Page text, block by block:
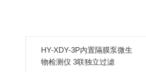
HY-XDY-3P内置隔膜泵微生
物检测仪 3联独立过滤